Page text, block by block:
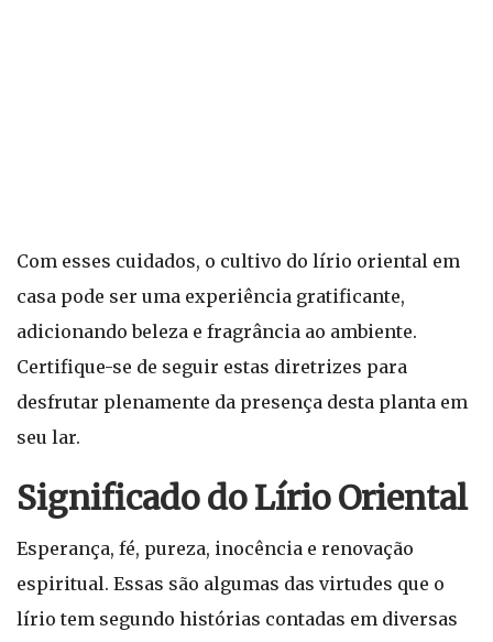
Com esses cuidados, o cultivo do lírio oriental em
casa pode ser uma experiência gratificante,
adicionando beleza e fragrância ao ambiente.
Certifique-se de seguir estas diretrizes para
desfrutar plenamente da presença desta planta em
seu lar.
Significado do Lírio Oriental
Esperança, fé, pureza, inocência e renovação
espiritual. Essas são algumas das virtudes que o
lírio tem segundo histórias contadas em diversas